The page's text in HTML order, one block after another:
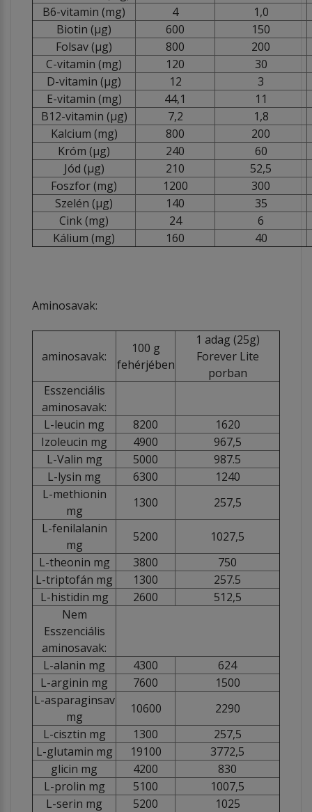
B6-vitamin (mg)
4
1,0
Biotin (µg)
600
150
Folsav (µg)
800
200
C-vitamin (mg)
120
30
D-vitamin (µg)
12
3
E-vitamin (mg)
44,1
11
B12-vitamin (µg)
7,2
1,8
Kalcium (mg)
800
200
Króm (µg)
240
60
Jód (µg)
210
52,5
Foszfor (mg)
1200
300
Szelén (µg)
140
35
Cink (mg)
24
6
Kálium (mg)
160 40
Aminosavak:
aminosavak:
100 g
fehérjében
1 adag (25g)
Forever Lite
porban
Esszenciális
aminosavak:
L-leucin mg
8200
1620
Izoleucin mg
4900
967,5
L-Valin mg
5000
987.5
L-lysin mg
6300
1240
L-methionin
mg
1300
257,5
L-fenilalanin
mg
5200
1027,5
L-theonin mg
3800
750
L-triptofán mg
1300
257.5
L-histidin mg
2600
512,5
Nem
Esszenciális
aminosavak:
L-alanin mg
4300
624
L-arginin mg
7600
1500
L-asparaginsav
mg
10600
2290
L-cisztin mg
1300
257,5
L-glutamin mg
19100
3772,5
glicin mg
4200
830
L-prolin mg
5100
1007,5
L-serin mg
5200
1025